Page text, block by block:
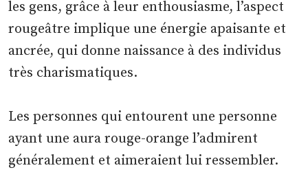
les gens, grâce à leur enthousiasme, l’aspect
rougeâtre implique une énergie apaisante et
ancrée, qui donne naissance à des individus
très charismatiques.
Les personnes qui entourent une personne
ayant une aura rouge-orange l’admirent
généralement et aimeraient lui ressembler.